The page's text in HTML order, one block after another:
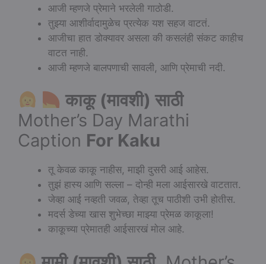
आजी म्हणजे प्रेमाने भरलेली गाठोडी.
तुझ्या आशीर्वादामुळेच प्रत्येक यश सहज वाटतं.
आजीचा हात डोक्यावर असला की कसलंही संकट काहीच
वाटत नाही.
आजी म्हणजे बालपणाची सावली, आणि प्रेमाची नदी.
काकू (मावशी) साठी
Mother’s Day Marathi
Caption For Kaku
तू केवळ काकू नाहीस, माझी दुसरी आई आहेस.
तुझं हास्य आणि सल्ला – दोन्ही मला आईसारखे वाटतात.
जेव्हा आई नव्हती जवळ, तेव्हा तूच पाठीशी उभी होतीस.
मदर्स डेच्या खास शुभेच्छा माझ्या प्रेमळ काकूला!
काकूच्या प्रेमातही आईसारखं मोल आहे.